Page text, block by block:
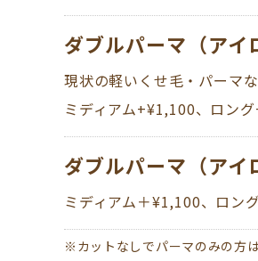
ダブルパーマ（アイ
現状の軽いくせ毛・パーマ
ミディアム+¥1,100、ロン
ダブルパーマ（アイ
ミディアム＋¥1,100、ロン
※カットなしでパーマのみの方